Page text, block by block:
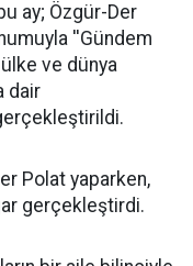
ay; Özgür-Der
''Gündem
ve dünya
dair
Polat yaparken,
gerçekleştirdi.